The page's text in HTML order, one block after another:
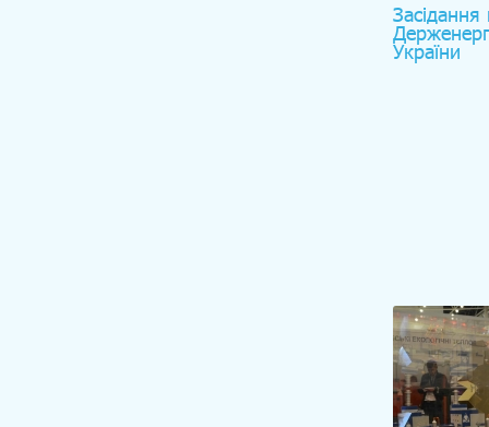
Засідання
України